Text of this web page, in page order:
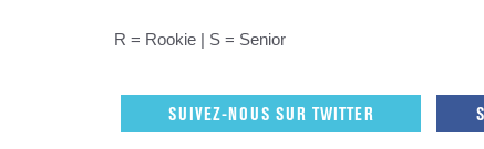
R = Rookie | S = Senior
SUIVEZ-NOUS SUR TWITTER